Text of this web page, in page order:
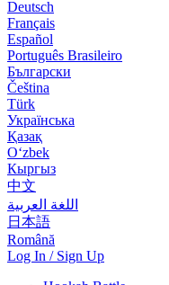
Deutsch
Français
Español
Português Brasileiro
Български
Čeština
Türk
Українська
Қазақ
Оʻzbek
Кыргыз
中文
اللغة العربية
日本語
Română
Log In / Sign Up